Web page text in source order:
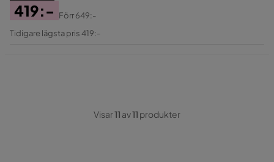
Pris
419:-
Original
Förr649:-
Tidigare lägsta pris 419:-
Visar11 av11 produkter